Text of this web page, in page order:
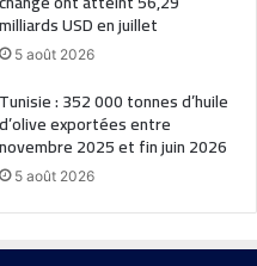
milliards USD en juillet
5 août 2026
Tunisie : 352 000 tonnes d’huile
d’olive exportées entre
novembre 2025 et fin juin 2026
5 août 2026